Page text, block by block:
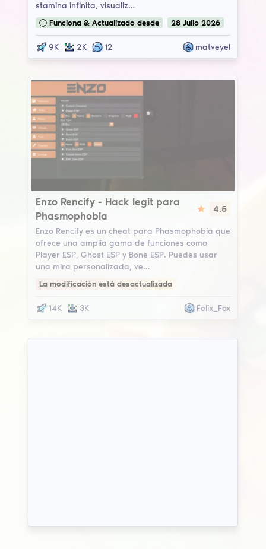
stamina infinita, visualiz…
🕒 Funciona & Actualizado desde 28 Julio 2026
9K 2K 12 matveyel
Enzo Rencify
Enzo Rencify - Hack legit para
Phasmophobia
4.5
Enzo Rencify es un cheat para Phasmophobia que
ofrece una amplia gama de funciones como
Player ESP, Ghost ESP y Bone ESP. Puedes usar
una mira personalizada, ve…
La modificación está desactualizada
14K 3K Felix_Fox